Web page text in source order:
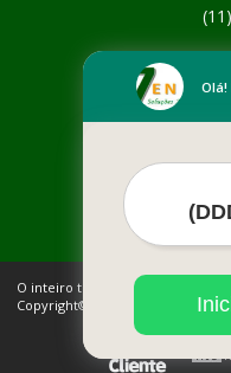
O inteiro teor deste site está
Copyright© SEVEN RESIDUOS (Lei
Olá!